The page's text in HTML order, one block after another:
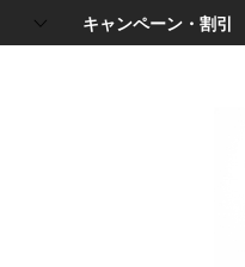
キャンペーン・割引